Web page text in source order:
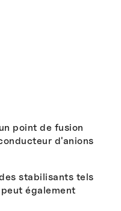
point de fusion
d'anions
stabilisants tels
également